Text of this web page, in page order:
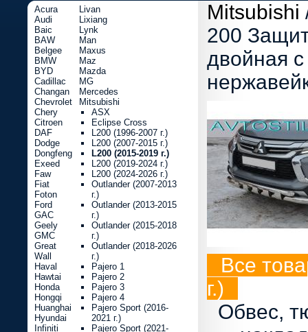
Mitsubishi
200
двойная
Все
г.)
Обвес,
Acura
Audi
Baic
BAW
Belgee
BMW
BYD
Cadillac
Changan
Chevrolet
Chery
Citroen
DAF
Dodge
Dongfeng
Exeed
Faw
Fiat
Foton
Ford
GAC
Geely
GMC
Great
Wall
Haval
Hawtai
Honda
Hongqi
Huanghai
Hyundai
Infiniti
Livan
Lixiang
Lynk
Man
Maxus
Maz
Mazda
MG
Mercedes
Mitsubishi
ASX
Eclipse Cross
L200 (1996-2007 г.)
L200 (2007-2015 г.)
L200 (2015-2019 г.)
L200 (2019-2024 г.)
L200 (2024-2026 г.)
Outlander (2007-2013
г.)
Outlander (2013-2015
г.)
Outlander (2015-2018
г.)
Outlander (2018-2026
г.)
Pajero 1
Pajero 2
Pajero 3
Pajero 4
Pajero Sport (2016-
2021 г.)
Pajero Sport (2021-